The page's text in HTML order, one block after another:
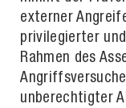
externer
privilegierter
Rahmen des
unberechtigter